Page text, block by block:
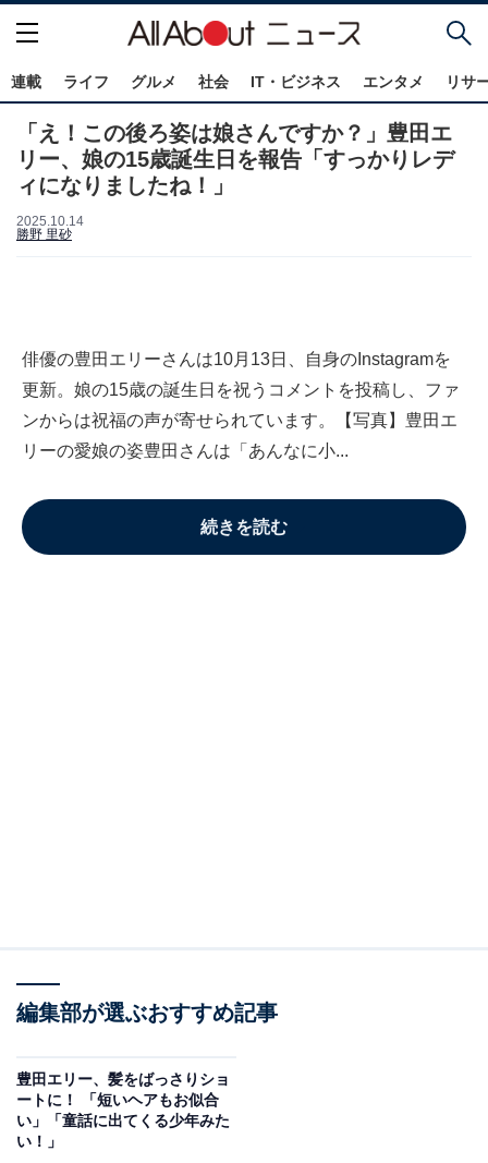
連載 ライフ グルメ 社会 IT・ビジネス エンタメ リサ
「え！この後ろ姿は娘さんですか？」豊田エ
リー、娘の15歳誕生日を報告「すっかりレデ
ィになりましたね！」
2025.10.14
勝野 里砂
俳優の豊田エリーさんは10月13日、自身のInstagramを
更新。娘の15歳の誕生日を祝うコメントを投稿し、ファ
ンからは祝福の声が寄せられています。【写真】豊田エ
リーの愛娘の姿豊田さんは「あんなに小...
続きを読む
編集部が選ぶおすすめ記事
豊田エリー、髪をばっさりショ
ートに！ 「短いヘアもお似合
い」「童話に出てくる少年みた
い！」